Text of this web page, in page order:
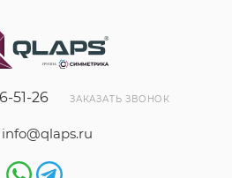
51-26 ЗАКАЗАТЬ ЗВОНОК
info@qlaps.ru